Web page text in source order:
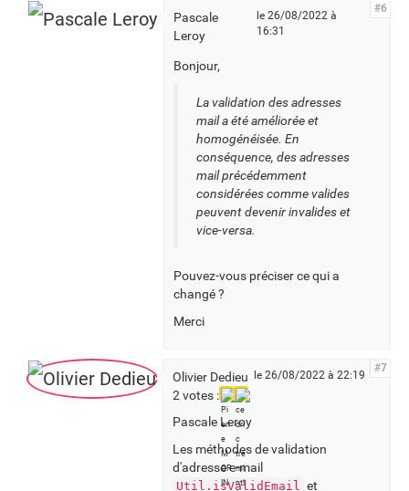
Pascale
Leroy
le 26/08/2022 à
16:31
#6
Bonjour,
La validation des adresses
mail a été améliorée et
homogénéisée. En
conséquence, des adresses
mail précédemment
considérées comme valides
peuvent devenir invalides et
vice-versa.
Pouvez-vous préciser ce qui a
changé ?
Merci
Olivier Dedieu
2 votes :
le 26/08/2022 à 22:19
#7
Pascale Leroy
Les méthodes de validation
d'adresse e-mail
Util.isValidEmail et